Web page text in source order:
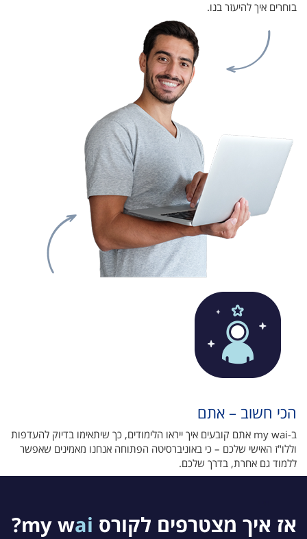
בוחרים איך להיעזר בנו.
הכי חשוב – אתם
ב-my wai אתם קובעים איך ייראו הלימודים, כך שיתאימו בדיוק להעדפות
וללו"ז האישי שלכם – כי באוניברסיטה הפתוחה אנחנו מאמינים שאפשר
ללמוד גם אחרת, בדרך שלכם.
אז איך מצטרפים לקורס my w ai
?